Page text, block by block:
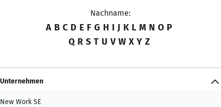
Nachname:
A B C D E F G H I J K L M N O P
Q R S T U V W X Y Z
Unternehmen
New Work SE